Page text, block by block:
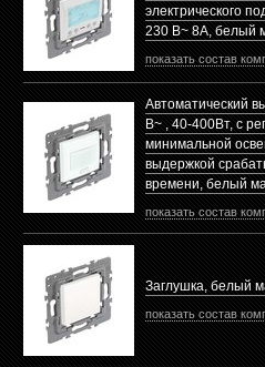
электрического
230 В~ 8А, белый
показать состав
Автоматический
В~ , 40-400Вт, с
минимальной
выдержкой
времени, белый
показать состав
Заглушка, белый
показать состав